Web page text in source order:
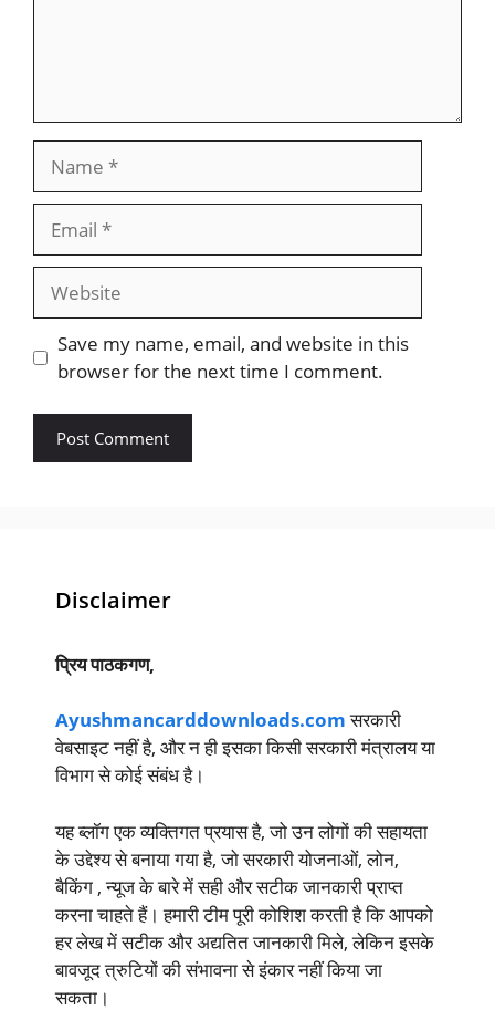
Website
Save my name, email, and website in this
browser for the next time I comment.
Disclaimer
प्रिय पाठकगण,
Ayushmancarddownloads.comसरकारी
वेबसाइट नहीं है, और न ही इसका किसी सरकारी मंत्रालय या
विभाग से कोई संबंध है।
यह ब्लॉग एक व्यक्तिगत प्रयास है, जो उन लोगों की सहायता
के उद्देश्य से बनाया गया है, जो सरकारी योजनाओं, लोन,
बैकिंग , न्यूज के बारे में सही और सटीक जानकारी प्राप्त
करना चाहते हैं। हमारी टीम पूरी कोशिश करती है कि आपको
हर लेख में सटीक और अद्यतित जानकारी मिले, लेकिन इसके
बावजूद त्रुटियों की संभावना से इंकार नहीं किया जा
सकता।